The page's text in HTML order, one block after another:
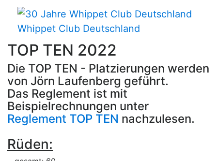
Whippet Club Deutschland
TOP TEN 2022
Die TOP TEN - Platzierungen werden
von Jörn Laufenberg geführt.
Das Reglement ist mit
Beispielrechnungen unter
Reglement TOP TEN nachzulesen.
Rüden: